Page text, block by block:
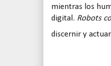
mientras los
digital. Robots
discernir y